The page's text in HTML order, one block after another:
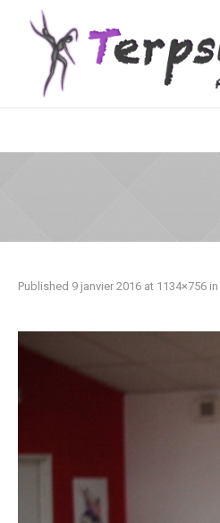
Published 9 janvier 2016 at 1134×756 in